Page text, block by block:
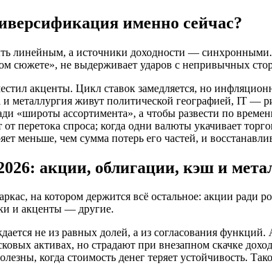
именно сейчас?
линейным, а источники доходности —
сюжете», не выдерживает ударов с непривычных
акценты. Цикл ставок замедляется, но
и металлургия живут политической географией, IT
«широты ассортимента», а чтобы развести по
перетока спроса; когда одни валюты укачивает
меньше, чем сумма потерь его частей, и
акции, облигации, кэш и
на котором держится всё остальное: акции
и акценты — другие.
не из равных долей, а из согласования
активах, но страдают при внезапном скачке
когда стоимость денег теряет устойчивость.